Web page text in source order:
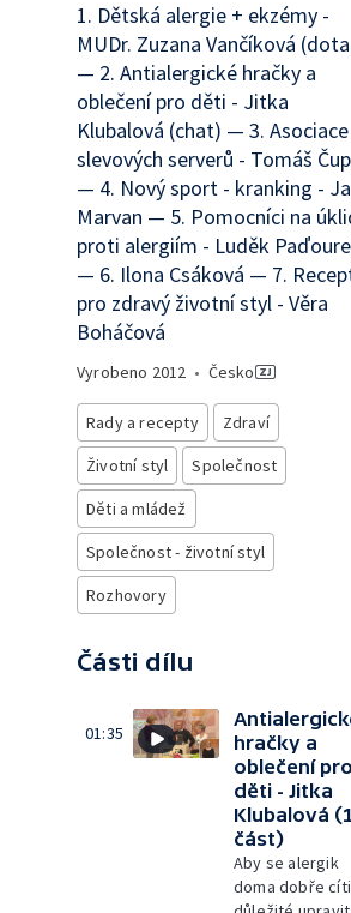
1. Dětská alergie + ekzémy -
MUDr. Zuzana Vančíková
— 2. Antialergické hračky a
oblečení pro děti - Jitka
Klubalová (chat) — 3. Asociace
slevových serverů - Tomáš
— 4. Nový sport - kranking -
Marvan — 5. Pomocníci na
proti alergiím - Luděk
— 6. Ilona Csáková — 7.
pro zdravý životní styl - Věra
Boháčová
Vyrobeno 2012 • Česko
Rady a recepty
Zdraví
Životní styl
Společnost
Děti a mládež
Společnost - životní styl
Rozhovory
Části dílu
01:35
hračky a
oblečení pro
děti - Jitka
Klubalová
část)
Aby se alergik
doma dobře